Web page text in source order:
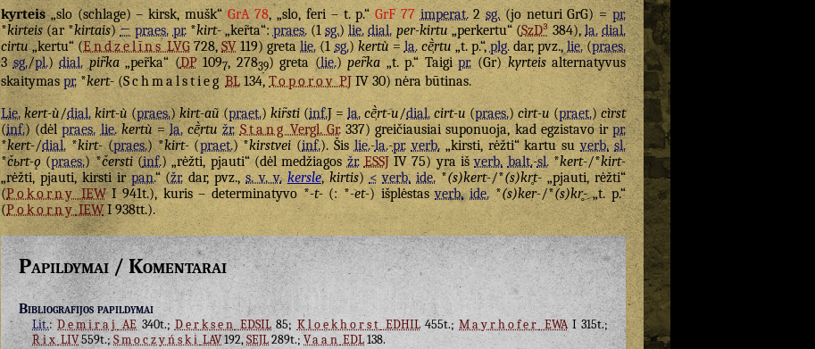
kyrteis„slo (schlage) – kirsk, mušk“GrA 78, „slo, feri – t. p.“GrF 77 imperat.2sg.(jo neturi GrG) =pr.
*kirteis(ar *kirtais)← praes. pr.*kirt-„ker̃ta“:praes.(1sg.)lie. dial. per-kirtu„perkertu“ (SzD³384),la. dial.
cirtu„kertu“ (EndzelīnsLVG728,SV119) gretalie.(1sg.) kertù=la. cḕ̹rtu„t. p.“,plg.dar, pvz.,lie.(praes.
3sg./pl.)dial. pir̃ka„per̃ka“ (DP1097, 27839) greta (lie.)per̃ka„t. p.“ Taigipr.(Gr)kyrteisalternatyvus
skaitymaspr.*kert-(Schmalstieg BL134,ToporovPJIV 30) nėra būtinas.
Lie. kert-ù/dial. kirt-ù(praes.)kirt-aũ(praet.) kir̃sti(inf.J =la. cḕ̹rt-u/dial. cirt-u(praes.)cìrt-u(praet.)cìrst
(inf.) (dėlpraes. lie. kertù=la. cḕ̹rtu žr. StangVergl. Gr.337) greičiausiai suponuoja, kad egzistavo irpr.
*kert-/dial. *kirt-(praes.) *kirt-(praet.) *kirstvei(inf.). Šis lie.-la.-pr. verb.„kirsti, rėžti“ kartu suverb. sl.
*čьrt-ǫ (praes.) *čersti(inf.) „rėžti, pjauti“ (dėl medžiagosžr. ESSJIV 75) yra išverb. balt.-sl.*kert-/*kirt-
„rėžti, pjauti, kirsti irpan.“ (žr.dar, pvz.,s. v. v. kersle,kirtis)< verb. ide. *(s)kert-/*(s)kr̥t-„pjauti, rėžti“
(PokornyIEWI 941t.), kuris – determinatyvo *-t-(: *-et-) išplėstasverb. ide.*(s)ker-/*(s)kr̥-„t. p.“
(PokornyIEWI 938tt.).
Papildymai / Komentarai
Bibliografijos papildymai
Lit.:Demiraj AE340t.; DerksenEDSIL85; Kloekhorst EDHIL455t.;MayrhoferEWAI 315t.;
RixLIV559t.;Smoczyński LAV192,SEJL289t.; Vaan EDL138.